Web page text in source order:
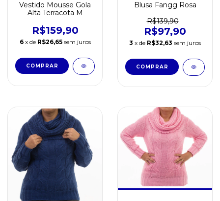
Vestido Mousse Gola
Alta Terracota M
R$159,90
6 x de R$26,65 sem juros
Blusa Fangg Rosa
R$139,90
R$97,90
3 x de R$32,63 sem juros